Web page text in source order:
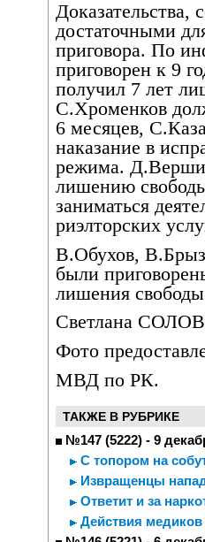
Доказательства,
достаточными
приговора. По
приговорен к 9
получил 7 лет
С.Хроменков
6 месяцев,
наказание в
режима.
лишению
заниматься
риэлторских
В.Обухов,
были
лишения
Светлана
Фото
МВД по РК.
ТАКЖЕ В РУБРИКЕ
№147 (5222) - 9
С топором на
Извращенцы
Ответит и за
Действия